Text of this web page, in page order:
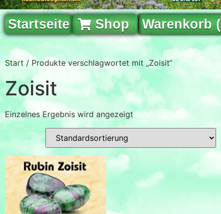
Startseite Shop Warenkorb
Start / Produkte verschlagwortet mit „Zoisit“
Zoisit
Einzelnes Ergebnis wird angezeigt